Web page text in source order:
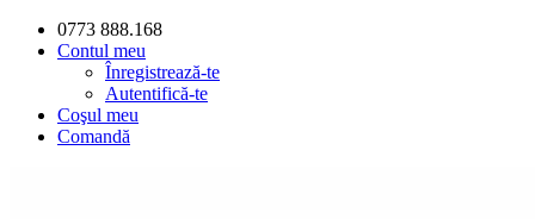
0773 888.168
Contul meu
Înregistrează-te
Autentifică-te
Coşul meu
Comandă